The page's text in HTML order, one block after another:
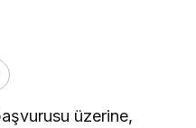
üzerine,